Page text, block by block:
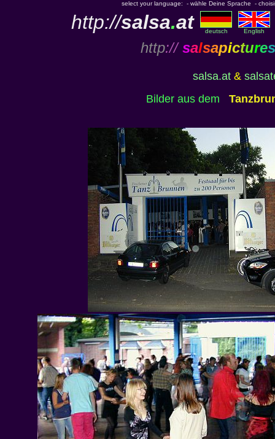
select your language: - wähle Deine Sprache -
http://salsa.at deutsch English
http:// salsapictures
salsa.at &
Bilder aus dem